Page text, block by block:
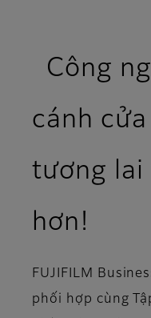
Công
cánh
tương lai
hơn!
FUJIFILM
phối hợp cùng